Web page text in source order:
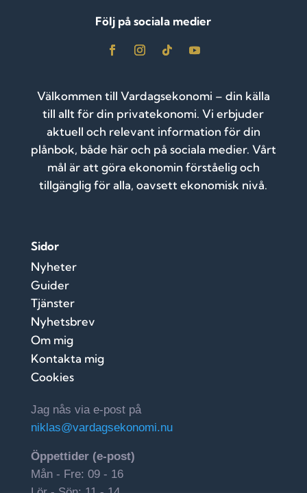
Följ på sociala medier
Välkommen till Vardagsekonomi – din källa
till allt för din privatekonomi. Vi erbjuder
aktuell och relevant information för din
plånbok, både här och på sociala medier. Vårt
mål är att göra ekonomin förståelig och
tillgänglig för alla, oavsett ekonomisk nivå.
Sidor
Nyheter
Guider
Tjänster
Nyhetsbrev
Om mig
Kontakta mig
Cookies
Jag nås via e-post på
niklas@vardagsekonomi.nu
Öppettider (e-post)
Mån - Fre: 09 - 16